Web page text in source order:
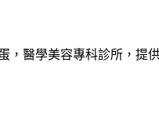
醫學美容專科診所，